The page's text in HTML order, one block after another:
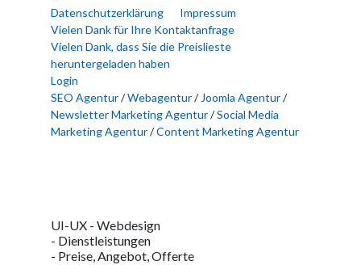
Datenschutzerklärung
Impressum
Vielen Dank für Ihre Kontaktanfrage
Vielen Dank, dass Sie die Preislieste
heruntergeladen haben
Login
SEO Agentur/Webagentur/Joomla Agentur/
Newsletter Marketing Agentur/Social Media
Marketing Agentur/Content Marketing Agentur
UI-UX - Webdesign
- Dienstleistungen
- Preise, Angebot, Offerte